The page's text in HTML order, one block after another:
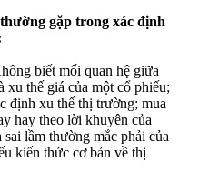
gặp trong xác định
biết mối quan hệ giữa
xu thế giá của một cổ phiếu;
định xu thế thị trường; mua
hay theo lời khuyên của
lầm thường mắc phải của
kiến thức cơ bản về thị